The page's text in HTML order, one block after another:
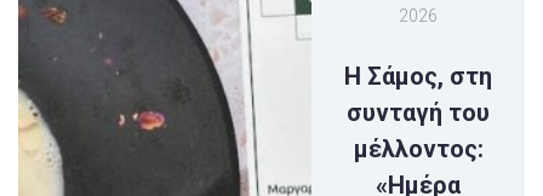
2026
Η Σάμος, στη
συνταγή του
μέλλοντος:
«Ημέρα